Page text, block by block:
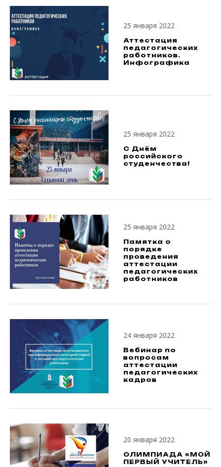
25 января 2022
Аттестация
педагогических
работников.
Инфографика
25 января 2022
С Днём
российского
студенчества!
25 января 2022
Памятка о
порядке
проведения
аттестации
педагогических
работников
24 января 2022
Вебинар по
вопросам
аттестации
педагогических
кадров
20 января 2022
ОЛИМПИАДА «МОЙ
ПЕРВЫЙ УЧИТЕЛЬ»